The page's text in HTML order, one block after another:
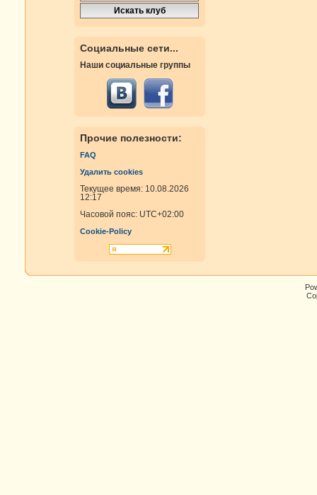
Социальные сети...
Наши социальные группы
Прочие полезности:
FAQ
Удалить cookies
Текущее время: 10.08.2026
12:17
Часовой пояс: UTC+02:00
Cookie-Policy